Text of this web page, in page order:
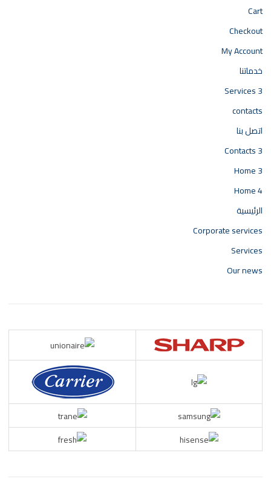
Cart
Checkout
My Account
خدماتنا
Services 3
contacts
اتصل بنا
Contacts 3
Home 3
Home 4
الرئيسية
Corporate services
Services
Our news